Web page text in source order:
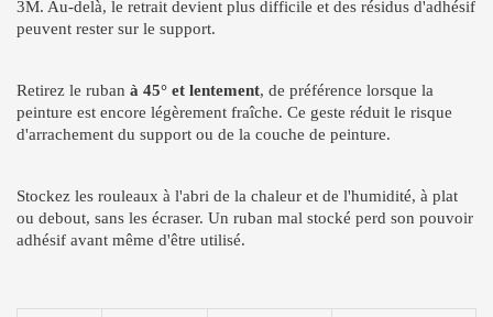
3M. Au-delà, le retrait devient plus difficile et des résidus d'adhésif
peuvent rester sur le support.
Retirez le ruban à 45° et lentement, de préférence lorsque la
peinture est encore légèrement fraîche. Ce geste réduit le risque
d'arrachement du support ou de la couche de peinture.
Stockez les rouleaux à l'abri de la chaleur et de l'humidité, à plat
ou debout, sans les écraser. Un ruban mal stocké perd son pouvoir
adhésif avant même d'être utilisé.